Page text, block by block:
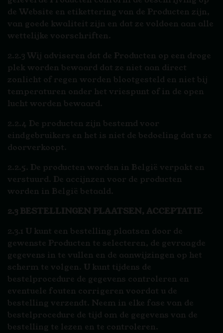
de Website en etikettering van de Producten zijn,
van goede kwaliteit zijn en dat ze voldoen aan alle
wettelijke voorschriften.
2.2.3 Wij adviseren dat de Producten op een droge
plek worden bewaard dat ze niet aan direct
zonlicht of regen worden blootgesteld en niet bij
temperaturen onder het vriespunt of in de open
lucht worden bewaard.
2.2.4 De producten zijn bestemd voor
eindgebruikers en het is niet de bedoeling dat u ze
doorverkoopt.
2.2.5. De producten worden in België verpakt en
verstuurd. De accijnzen voor de producten
worden in België betaald.
2.3 BESTELLINGEN PLAATSEN, ACCEPTATIE
2.3.1 U kunt een bestelling plaatsen door de
gewenste Producten te selecteren, de gevraagde
gegevens in te vullen en de aanwijzingen op het
scherm te volgen. U kunt tijdens de
bestelprocedure de gegevens controleren en
eventuele fouten corrigeren voordat u de
bestelling verzendt. Neem in elke fase van de
bestelprocedure de tijd om de gegevens van de
bestelling te lezen en te controleren.